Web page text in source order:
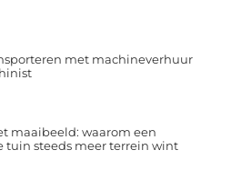
met machineverhuur
maaibeeld: waarom een
tuin steeds meer terrein wint